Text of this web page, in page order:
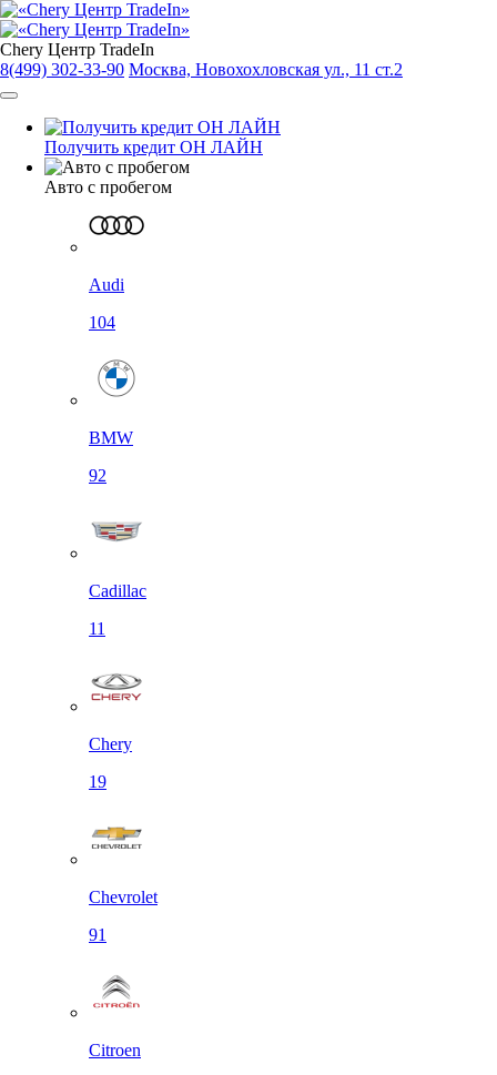
Chery Центр TradeIn
8(499) 302-33-90 Москва, Новохохловская ул., 11 ст.2
Получить кредит ОН ЛАЙН
Авто с пробегом
Audi
104
BMW
92
Cadillac
11
Chery
19
Chevrolet
91
Citroen